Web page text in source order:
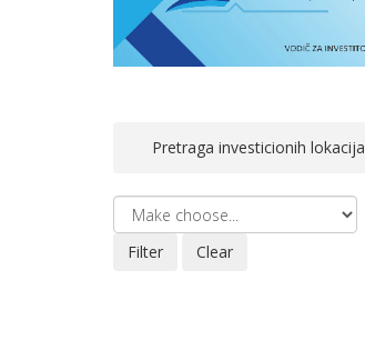
Pretraga investicionih lokacija